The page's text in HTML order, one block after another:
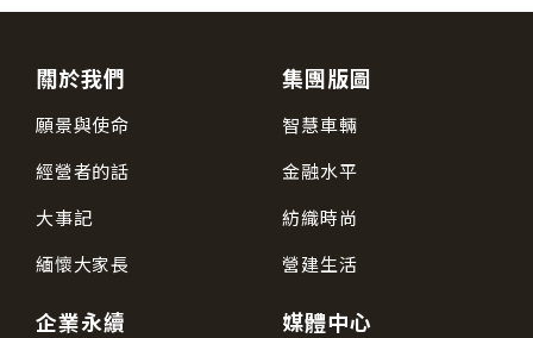
關於我們
願景與使命
經營者的話
大事記
緬懷大家長
集團版圖
智慧車輛
金融水平
紡織時尚
營建生活
企業永續 媒體中心